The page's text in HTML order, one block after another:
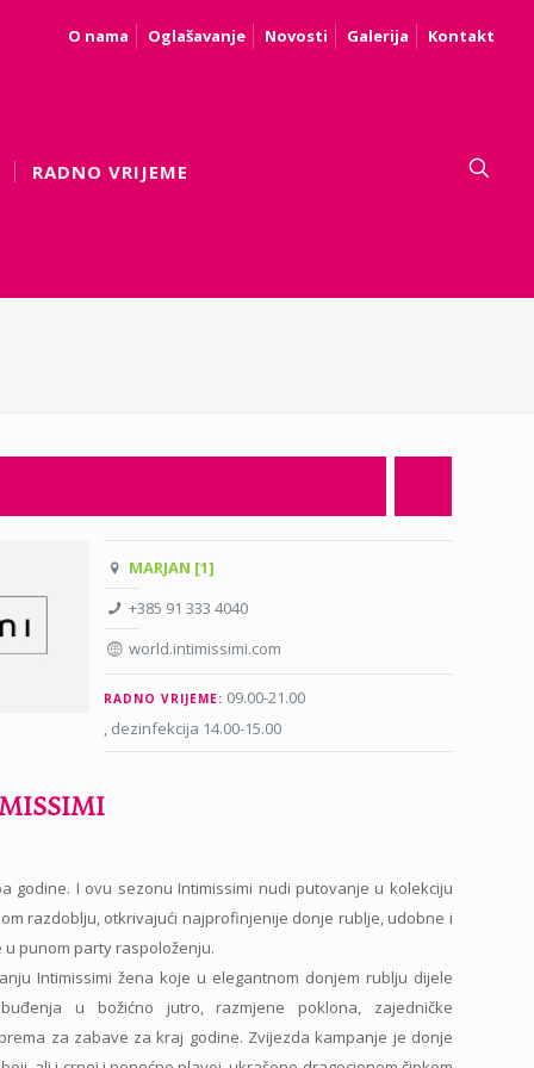
O nama Oglašavanje Novosti Galerija Kontakt
RADNO VRIJEME
MARJAN [1]
+385 91 333 4040
world.intimissimi.com
RADNO VRIJEME: 09.00-21.00
, dezinfekcija 14.00-15.00
godine. I ovu sezonu Intimissimi nudi putovanje u kolekciju
razdoblju, otkrivajući najprofinjenije donje rublje, udobne i
punom party raspoloženju.
Intimissimi žena koje u elegantnom donjem rublju dijele
u božićno jutro, razmjene poklona, zajedničke
za zabave za kraj godine. Zvijezda kampanje je donje